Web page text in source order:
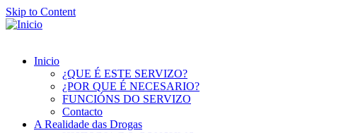
Skip to Content
Inicio
¿QUE É ESTE SERVIZO?
¿POR QUE É NECESARIO?
FUNCIÓNS DO SERVIZO
Contacto
A Realidade das Drogas